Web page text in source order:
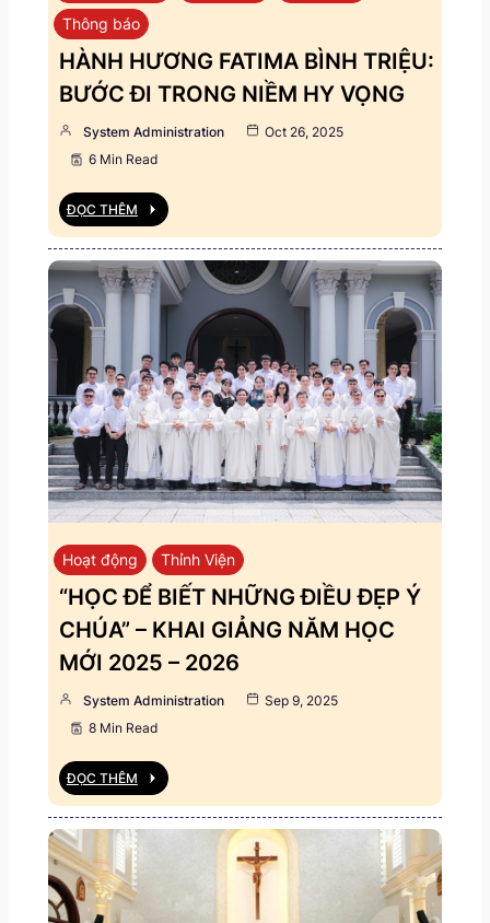
Thông báo
HÀNH HƯƠNG FATIMA BÌNH TRIỆU:
BƯỚC ĐI TRONG NIỀM HY VỌNG
System Administration
Oct 26, 2025
6 Min Read
ĐỌC THÊM
Hoạt động Thỉnh Viện
“HỌC ĐỂ BIẾT NHỮNG ĐIỀU ĐẸP Ý
CHÚA” – KHAI GIẢNG NĂM HỌC
MỚI 2025 – 2026
System Administration
Sep 9, 2025
8 Min Read
ĐỌC THÊM